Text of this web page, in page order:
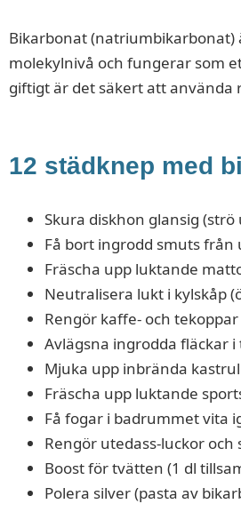
Bikarbonat
molekylnivå och fungerar som
giftigt är det säkert att använda
12 städknep med
Skura diskhon glansig
Få bort ingrodd smuts
Fräscha upp luktande
Neutralisera lukt i kylskåp
Rengör kaffe- och
Avlägsna ingrodda fläckar
Mjuka upp inbrända
Fräscha upp luktande
Få fogar i badrummet vita
Rengör utedass-luckor
Boost för tvätten (1 dl
Polera silver (pasta av